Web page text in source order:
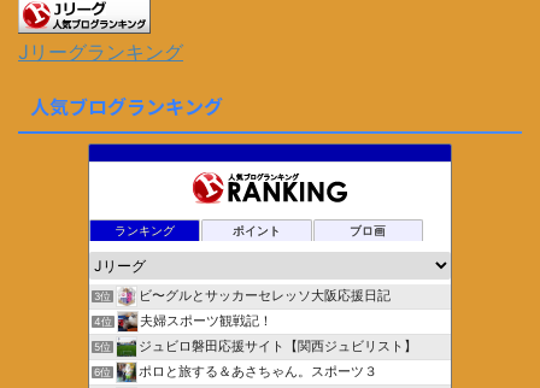
Jリーグランキング
人気ブログランキング
ランキング ポイント ブロ画
3位 ビ〜グルとサッカーセレッソ大阪応援日記
4位 夫婦スポーツ観戦記！
5位 ジュビロ磐田応援サイト【関西ジュビリスト】
6位 ポロと旅する＆あさちゃん。スポーツ３